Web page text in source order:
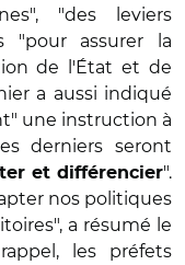
"des leviers
"pour assurer la
de l'État et de
a aussi indiqué
une instruction à
derniers seront
et différencier".
nos politiques
a résumé le
les préfets